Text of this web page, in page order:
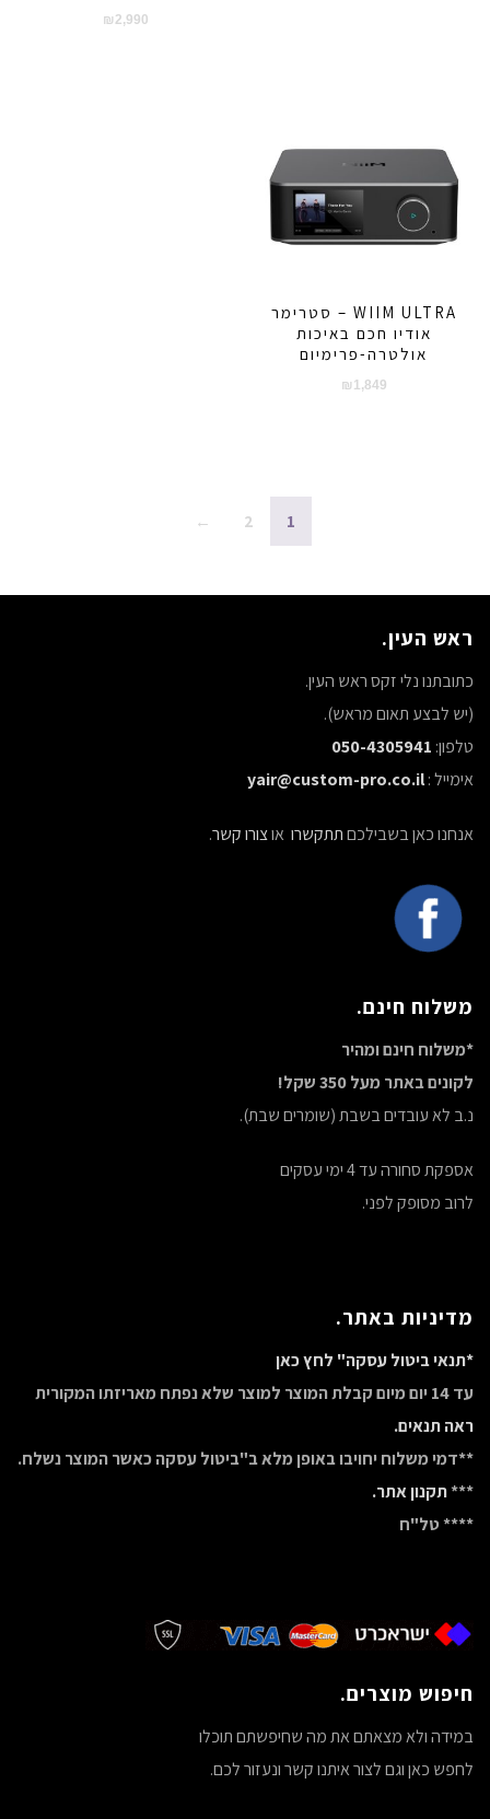
₪ 2,990
WIIM ULTRA – סטרימר
אודיו חכם באיכות
אולטרה-פרימיום
₪ 1,849
1
2
←
ראש העין.
כתובתנו נלי זקס ראש העין.
(יש לבצע תאום מראש).
טלפון: 050-4305941
אימייל :yair@custom-pro.co.il
אנחנו כאן בשבילכםתתקשרו אוצורו קשר.
משלוח חינם.
*משלוח חינם ומהיר
לקונים באתר מעל 350 שקל!
נ.ב לא עובדים בשבת (שומרים שבת).
אספקת סחורה עד 4 ימי עסקים
לרוב מסופק לפני.
מדיניות באתר.
*תנאי ביטול עסקה" לחץ כאן
עד 14 יום מיום קבלת המוצר למוצר שלא נפתח מאריזתו המקורית
ראה תנאים.
**דמי משלוח יחויבו באופן מלא ב"ביטול עסקה כאשר המוצר נשלח.
***תקנון אתר.
**** טל"ח
חיפוש מוצרים.
במידה ולא מצאתם את מה שחיפשתם תוכלו
לחפש כאן וגם לצור איתנו קשר ונעזור לכם.